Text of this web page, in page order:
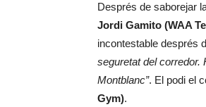
Després de saborejar
Jordi Gamito (WAA
incontestable després
seguretat del corredor.
Montblanc”. El podi el
Gym).